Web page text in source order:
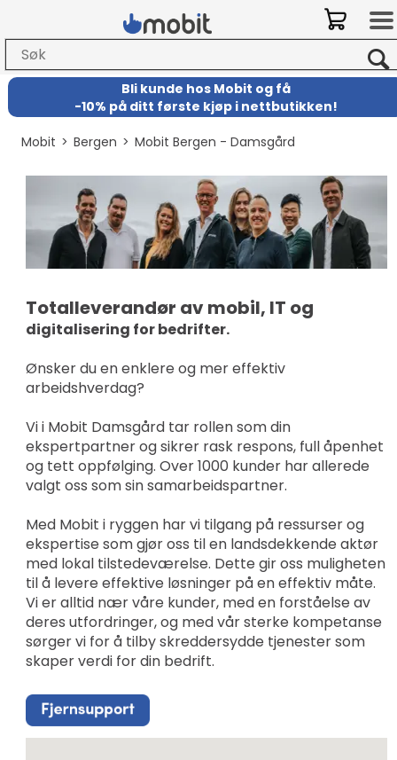
Bli kunde hos Mobit og få
-10% på ditt første kjøp i nettbutikken!
Mobit>Bergen>Mobit Bergen - Damsgård
Totalleverandør av mobil, IT og
digitalisering for bedrifter.
Ønsker du en enklere og mer effektiv
arbeidshverdag?
Vi i Mobit Damsgård tar rollen som din
ekspertpartner og sikrer rask respons, full åpenhet
og tett oppfølging. Over 1000 kunder har allerede
valgt oss som sin samarbeidspartner.
Med Mobit i ryggen har vi tilgang på ressurser og
ekspertise som gjør oss til en landsdekkende aktør
med lokal tilstedeværelse. Dette gir oss muligheten
til å levere effektive løsninger på en effektiv måte.
Vi er alltid nær våre kunder, med en forståelse av
deres utfordringer, og med vår sterke kompetanse
sørger vi for å tilby skreddersydde tjenester som
skaper verdi for din bedrift.